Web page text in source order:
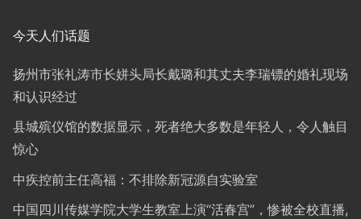
今天人们话题
扬州市张礼涛市长姘头局长戴璐和其丈夫李瑞镖的婚礼现场
和认识经过
县城殡仪馆的数据显示，死者绝大多数是年轻人，令人触目
惊心
中疾控前主任高福：不排除新冠源自实验室
中国四川传媒学院大学生教室上演“活春宫”，惨被全校直播,